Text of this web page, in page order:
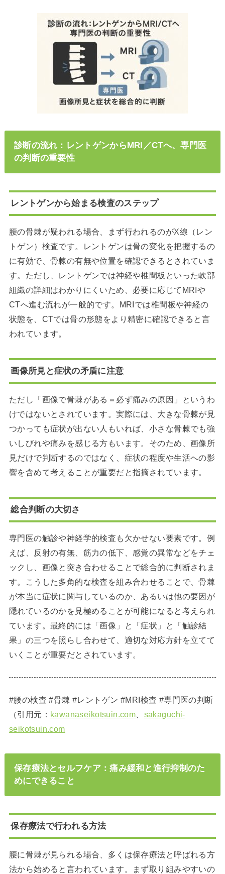
診断の流れ：レントゲンからMRI／CTへ、専門医
の判断の重要性
レントゲンから始まる検査のステップ
腰の骨棘が疑われる場合、まず行われるのがX線（レン
トゲン）検査です。レントゲンは骨の変化を把握するの
に有効で、骨棘の有無や位置を確認できるとされていま
す。ただし、レントゲンでは神経や椎間板といった軟部
組織の詳細はわかりにくいため、必要に応じてMRIや
CTへ進む流れが一般的です。MRIでは椎間板や神経の
状態を、CTでは骨の形態をより精密に確認できると言
われています。
画像所見と症状の矛盾に注意
ただし「画像で骨棘がある＝必ず痛みの原因」というわ
けではないとされています。実際には、大きな骨棘が見
つかっても症状が出ない人もいれば、小さな骨棘でも強
いしびれや痛みを感じる方もいます。そのため、画像所
見だけで判断するのではなく、症状の程度や生活への影
響を含めて考えることが重要だと指摘されています。
総合判断の大切さ
専門医の触診や神経学的検査も欠かせない要素です。例
えば、反射の有無、筋力の低下、感覚の異常などをチェ
ックし、画像と突き合わせることで総合的に判断されま
す。こうした多角的な検査を組み合わせることで、骨棘
が本当に症状に関与しているのか、あるいは他の要因が
隠れているのかを見極めることが可能になると考えられ
ています。最終的には「画像」と「症状」と「触診結
果」の三つを照らし合わせて、適切な対応方針を立てて
いくことが重要だとされています。
#腰の検査 #骨棘 #レントゲン #MRI検査 #専門医の判断
（引用元： kawanaseikotsuin.com
sakaguchi-
seikotsuin.com
保存療法とセルフケア：痛み緩和と進行抑制のた
めにできること
保存療法で行われる方法
腰に骨棘が見られる場合、多くは保存療法と呼ばれる方
法から始めると言われています。まず取り組みやすいの